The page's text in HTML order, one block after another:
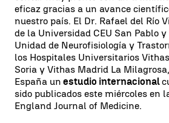
eficaz gracias a un avance
nuestro país. El Dr. Rafael del Río
de la Universidad CEU San Pablo
Unidad de Neurofisiología y
los Hospitales Universitarios
Soria y Vithas Madrid La
España un estudio internacional
sido publicados este miércoles en
England Journal of Medicine.